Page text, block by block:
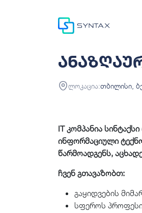
ლოკაცია:თბილისი,
IT კომპანია სინტაქსი
ინფორმაციული
წარმოადგენს,
ჩვენ გთავაზობთ:
გაყიდვების
სფეროს